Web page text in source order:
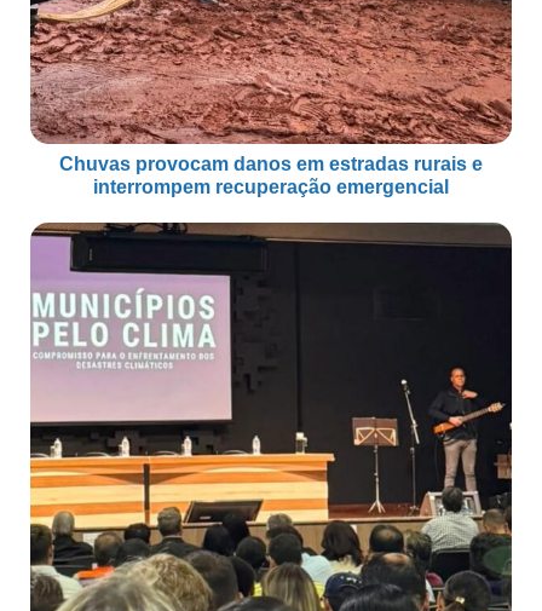
Chuvas provocam danos em estradas rurais e
interrompem recuperação emergencial